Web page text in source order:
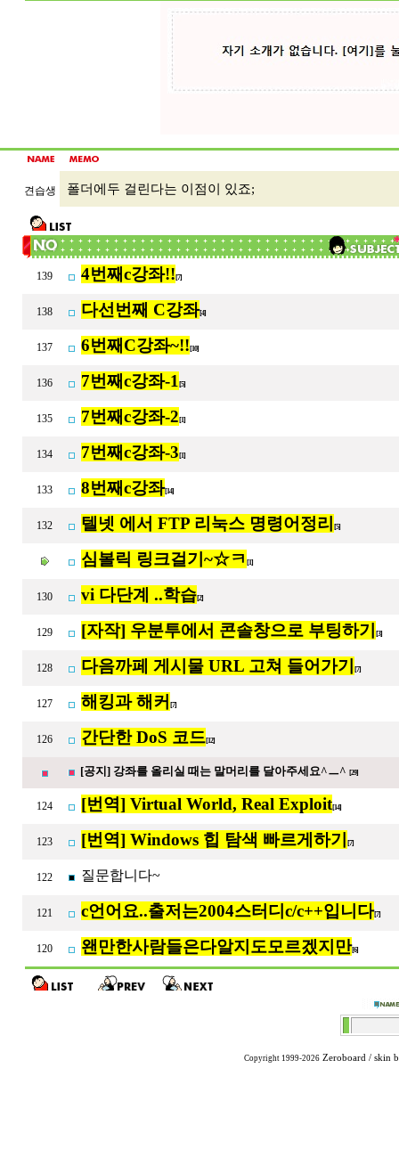
견습생 폴더에두 걸린다는 이점이 있죠;
139 4번째c강좌!! [7]
138 다선번째 C강좌[4]
137 6번째C강좌~!! [10]
136 7번째c강좌-1 [5]
135 7번째c강좌-2 [1]
134 7번째c강좌-3 [1]
133 8번째c강좌[14]
132 텔넷 에서 FTP 리눅스 명령어정리 [5]
심볼릭 링크걸기~☆ㅋ [1]
130 vi 다단계 ..학습[2]
129 [자작] 우분투에서 콘솔창으로 부팅하기 [3]
128 다음까페 게시물 URL 고쳐 들어가기 [7]
127 해킹과 해커 [7]
126 간단한 DoS 코드[12]
[공지] 강좌를 올리실 때는 말머리를 달아주세요^ㅡ^ [29]
124 [번역] Virtual World, Real Exploit[14]
123 [번역] Windows 힙 탐색 빠르게하기 [7]
122 질문합니다~
121 c언어요..출저는2004스터디c/c++입니다[7]
120 왠만한사람들은다알지도모르겠지만[6]
Copyright 1999-2026 Zeroboard / skin